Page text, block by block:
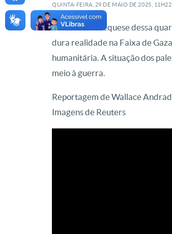
QUINTA-FEIRA, 29 DE MAIO DE 2025, 11H22
Durante a catequese dessa
dura realidade na Faixa de
humanitária. A situação dos
meio à guerra.
Reportagem de Wallace
Imagens de Reuters